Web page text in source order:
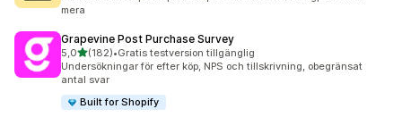
mera
Grapevine Post Purchase Survey
5,0av 5 stjärnor
(182)
182 recensioner totalt
•Gratis testversion tillgänglig
Undersökningar för efter köp, NPS och tillskrivning, obegränsat
antal svar
Built for Shopify